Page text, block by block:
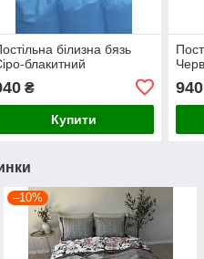
білизна бязь
блакитний
₴
Купити
940
–10%